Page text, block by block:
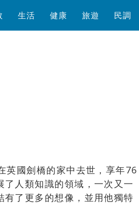
生活 健康 旅遊 民調
英國劍橋的家中去世，享年76
人類知識的領域，一次又一
了更多的想像，並用他獨特